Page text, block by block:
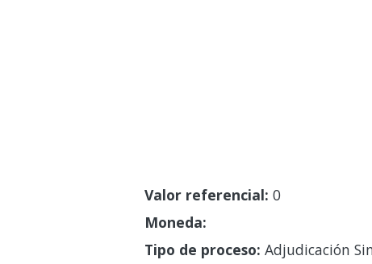
Valor referencial: 0
Moneda:
Tipo de proceso: Adjudicación